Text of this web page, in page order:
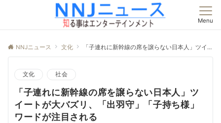
Menu
NNJニュース 文化 「子連れに新幹線の席を譲らない日本人」ツイートが大バズリ、「出羽守」「子持ち様」ワードが注目される
文化 社会
「子連れに新幹線の席を譲らない日本人」ツ
イートが大バズリ、「出羽守」「子持ち様」
ワードが注目される